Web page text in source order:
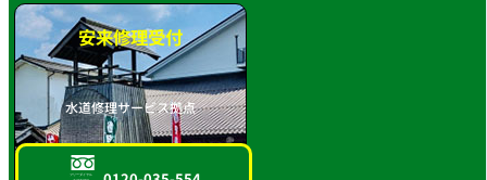
安来修理受付
水道修理サービス拠点
フリーダイヤル